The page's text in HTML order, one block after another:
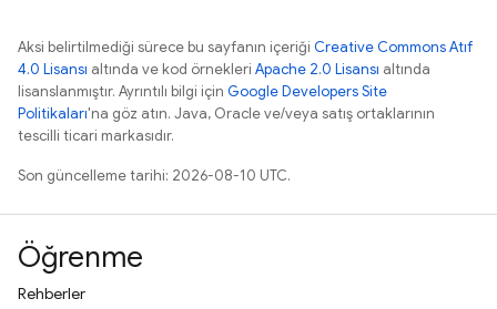
Aksi belirtilmediği sürece bu sayfanın içeriği Creative Commons Atıf
4.0 Lisansı altında ve kod örnekleri Apache 2.0 Lisansı altında
lisanslanmıştır. Ayrıntılı bilgi için Google Developers Site
Politikaları'na göz atın. Java, Oracle ve/veya satış ortaklarının
tescilli ticari markasıdır.
Son güncelleme tarihi: 2026-08-10 UTC.
Öğrenme
Rehberler